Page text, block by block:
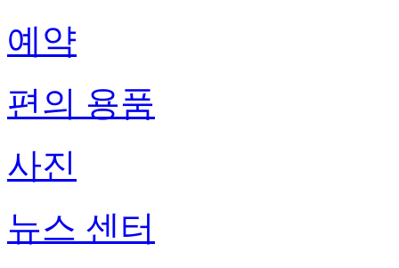
예약
편의 용품
사진
뉴스 센터